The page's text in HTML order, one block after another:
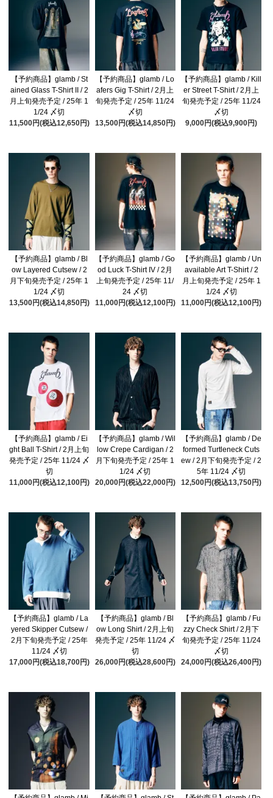
【予約商品】glamb / St
ained Glass T-Shirt II / 2
月上旬発売予定 / 25年 1
1/24 〆切
11,500円(税込12,650円)
【予約商品】glamb / Lo
afers Gig T-Shirt / 2月上
旬発売予定 / 25年 11/24
〆切
13,500円(税込14,850円)
【予約商品】glamb / Kill
er Street T-Shirt / 2月上
旬発売予定 / 25年 11/24
〆切
9,000円(税込9,900円)
【予約商品】glamb / Bl
ow Layered Cutsew / 2
月下旬発売予定 / 25年 1
1/24 〆切
13,500円(税込14,850円)
【予約商品】glamb / Go
od Luck T-Shirt IV / 2月
上旬発売予定 / 25年 11/
24 〆切
11,000円(税込12,100円)
【予約商品】glamb / Un
available Art T-Shirt / 2
月上旬発売予定 / 25年 1
1/24 〆切
11,000円(税込12,100円)
【予約商品】glamb / Ei
ght Ball T-Shirt / 2月上旬
発売予定 / 25年 11/24 〆
切
11,000円(税込12,100円)
【予約商品】glamb / Wil
low Crepe Cardigan / 2
月下旬発売予定 / 25年 1
1/24 〆切
20,000円(税込22,000円)
【予約商品】glamb / De
formed Turtleneck Cuts
ew / 2月下旬発売予定 / 2
5年 11/24 〆切
12,500円(税込13,750円)
【予約商品】glamb / La
yered Skipper Cutsew /
2月下旬発売予定 / 25年
11/24 〆切
17,000円(税込18,700円)
【予約商品】glamb / Bl
ow Long Shirt / 2月上旬
発売予定 / 25年 11/24 〆
切
26,000円(税込28,600円)
【予約商品】glamb / Fu
zzy Check Shirt / 2月下
旬発売予定 / 25年 11/24
〆切
24,000円(税込26,400円)